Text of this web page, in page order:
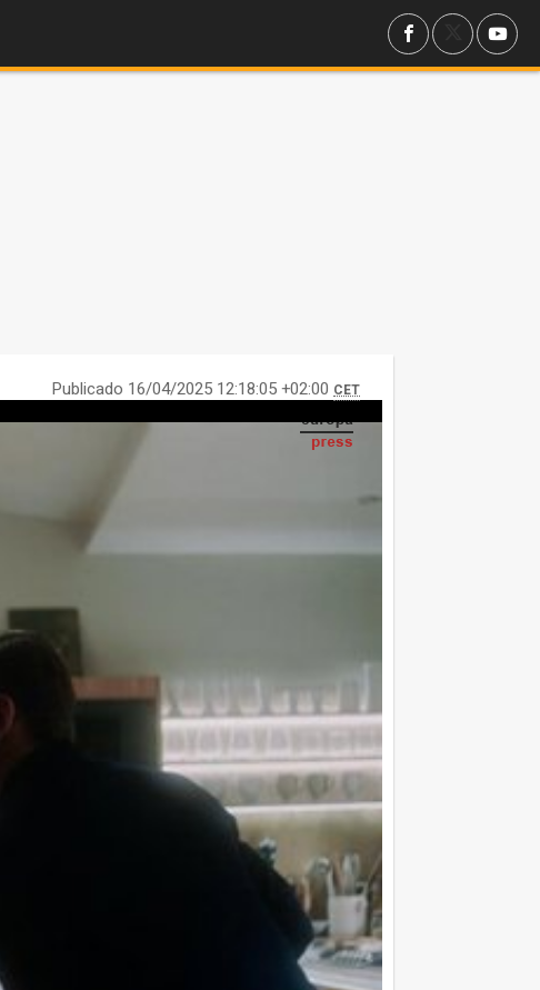
Publicado 16/04/2025 12:18:05 +02:00 CET